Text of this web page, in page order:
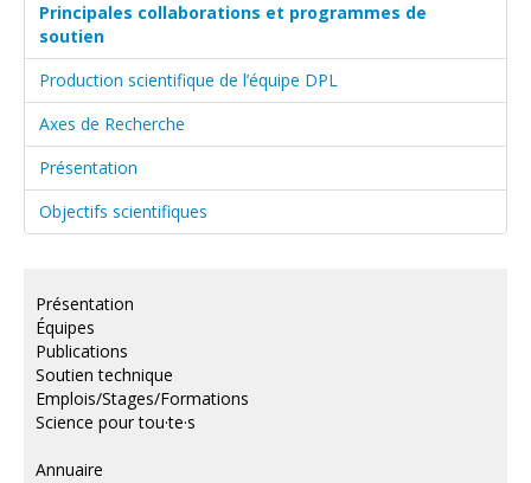
Principales collaborations et programmes de
soutien
Production scientifique de l’équipe DPL
Axes de Recherche
Présentation
Objectifs scientifiques
Présentation
Équipes
Publications
Soutien technique
Emplois/Stages/Formations
Science pour tou·te·s
Annuaire